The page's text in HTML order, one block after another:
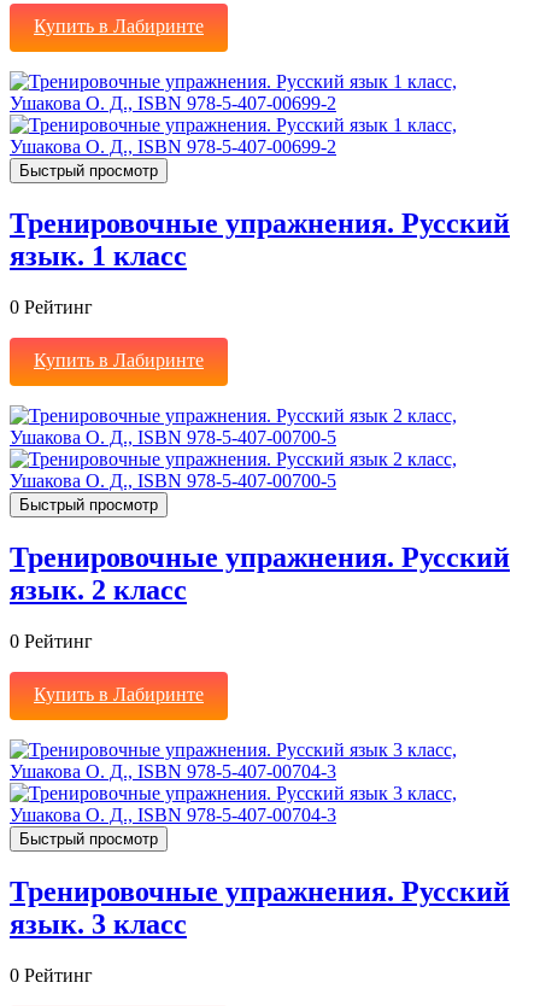
Купить в Лабиринте
Быстрый просмотр
Тренировочные упражнения. Русский
язык. 1 класс
0 Рейтинг
Купить в Лабиринте
Быстрый просмотр
Тренировочные упражнения. Русский
язык. 2 класс
0 Рейтинг
Купить в Лабиринте
Быстрый просмотр
Тренировочные упражнения. Русский
язык. 3 класс
0 Рейтинг